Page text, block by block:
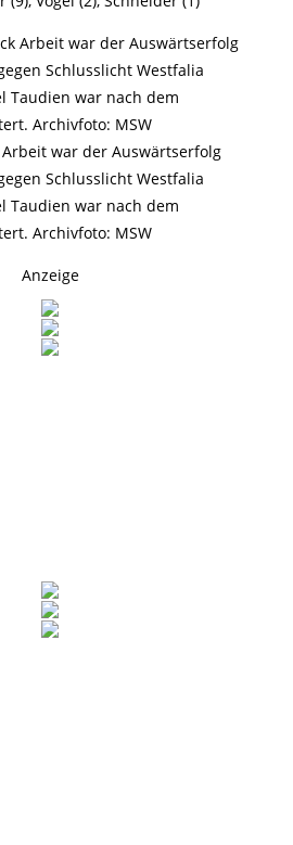
Arbeit war der Auswärtserfolg
Schlusslicht Westfalia
Taudien war nach dem
Archivfoto: MSW
Anzeige